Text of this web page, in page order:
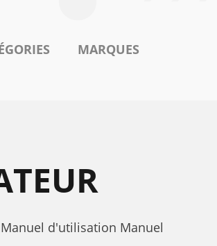
MARQUES
d'utilisation Manuel